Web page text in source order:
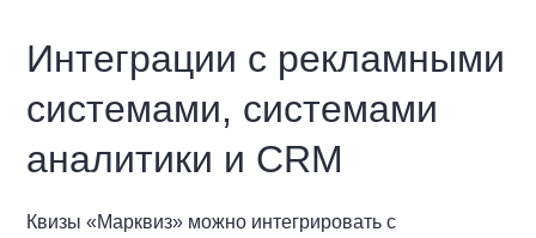
Интеграции с рекламными
системами, системами
аналитики и CRM
Квизы «Марквиз» можно интегрировать с